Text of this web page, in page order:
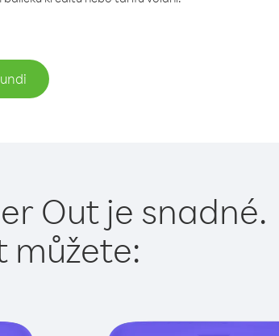
Out je snadné.
můžete: